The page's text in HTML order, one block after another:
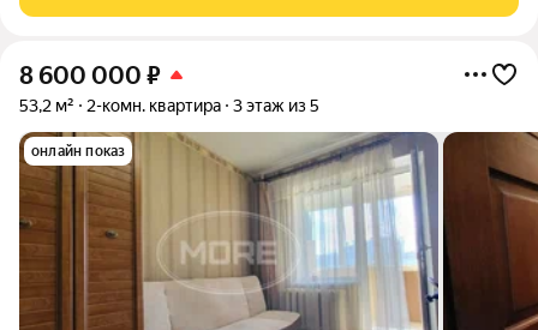
8 600 000 ₽
53,2 м² 2-комн. квартира 3 этаж из 5
онлайн показ